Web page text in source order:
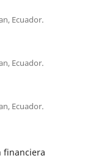
Ecuador.
Ecuador.
Ecuador.
financiera